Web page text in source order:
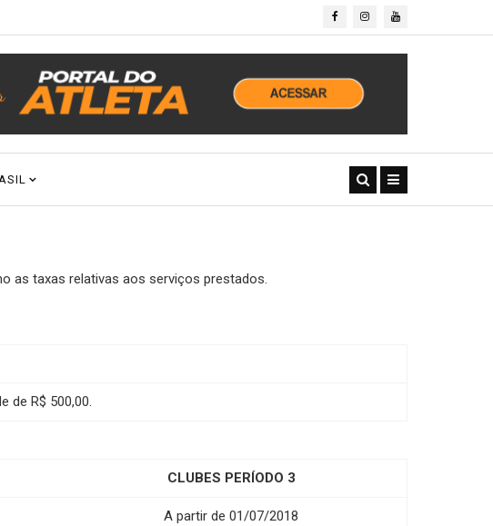
as taxas relativas aos serviços prestados.
de R$ 500,00.
CLUBES PERÍODO 3
A partir de 01/07/2018